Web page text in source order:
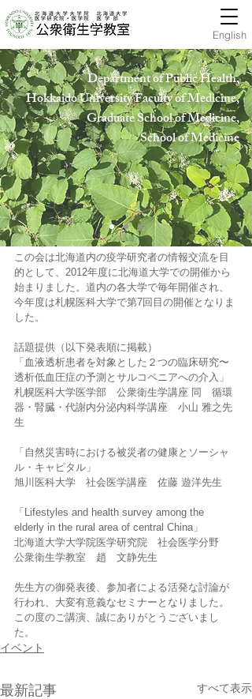
English
Department of Public Health,
Hokkaido University Faculty of Medicine,
Graduate School of Medicine,
School of Medicine
11月27日（火）第7回北海道疫学交流会が開
催されました。
publichealth-offic
2019年1月28日
この会は北海道内の疫学研究者の情報交流を目
的として、2012年度に北海道大学での開催から
始まりました。道内の各大学で毎年開催され、
今年度は札幌医科大学で第7回目の開催となりま
した。
話題提供（以下発表順に掲載）
「血液透析患者を対象とした２つの臨床研究〜
透析低血圧症の予測とサルコペニアへの介入」
札幌医科大学医学部　公衆衛生学講座 同　循環
器・腎臓・代謝内分泌内科学講座　小山 雅之先
生
「自然災害時における被災者の健康とソーシャ
ル・キャピタル」
旭川医科大学　社会医学講座　佐藤 遊洋先生
「Lifestyles and health survey among the
elderly in the rural area of central China」
北海道大学大学院医学研究院　社会医学分野
公衆衛生学教室　趙　文静先生
先生方の御発表後、参加者による活発な討論が
行われ、大変有意義なセミナーとなりました。
この度のご講演、誠にありがとうございまし
た。
イベント
最新記事 すべて表示